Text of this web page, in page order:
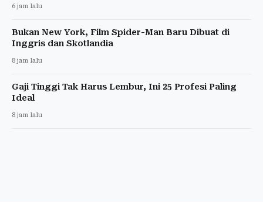
6 jam lalu
Bukan New York, Film Spider-Man Baru Dibuat di
Inggris dan Skotlandia
8 jam lalu
Gaji Tinggi Tak Harus Lembur, Ini 25 Profesi Paling
Ideal
8 jam lalu